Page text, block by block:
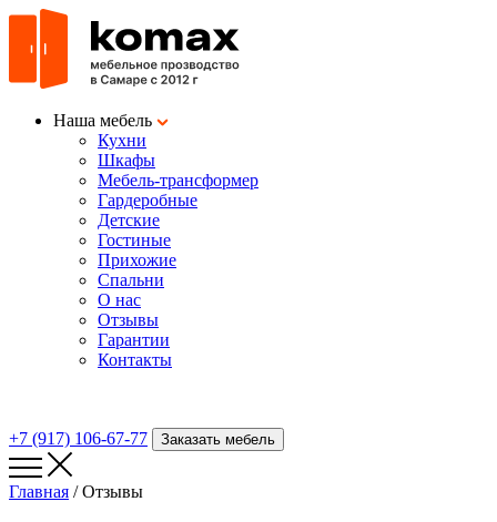
Наша мебель
Кухни
Шкафы
Мебель-трансформер
Гардеробные
Детские
Гостиные
Прихожие
Cпальни
О нас
Отзывы
Гарантии
Контакты
+7 (917) 106-67-77 Заказать мебель
Главная /Отзывы